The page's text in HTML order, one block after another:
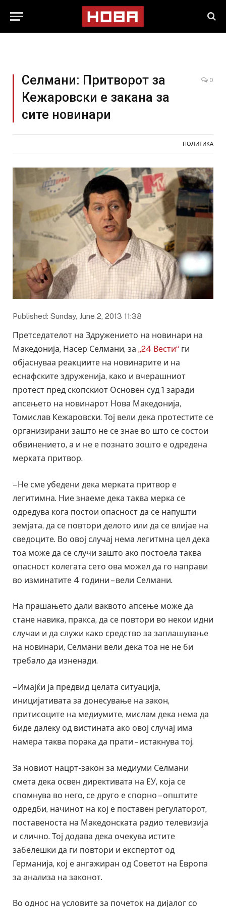
Селмани: Притворот за
Кежаровски е закана за
сите новинари
0
ПОЛИТИКА
Published: Sunday, June 2, 2013 11:38
Претседателот на Здружението на новинари на
Македонија, Насер Селмани, за „24 Вести“ ги
објаснуваа реакциите на новинарите и на
еснафските здруженија, како и вчерашниот
протест пред скопскиот Основен суд 1 заради
апсењето на новинарот Нова Македонија,
Томислав Кежаровски. Тој вели дека протестите се
организирани зашто не се знае во што се состои
обвинението, а и не е познато зошто е одредена
мерката притвор.
– Не сме убедени дека мерката притвор е
легитимна. Ние знаеме дека таква мерка се
одредува кога постои опасност да се напушти
земјата, да се повтори делото или да се влијае на
сведоците. Во овој случај нема легитмна цел дека
тоа може да се случи зашто ако постоела таква
опасност колегата сето ова можел да го направи
во изминатите 4 години – вели Селмани.
На прашањето дали ваквото апсење може да
стане навика, пракса, да се повтори во некои идни
случаи и да служи како средство за заплашување
на новинари, Селмани вели дека тоа не не би
требало да изненади.
– Имајќи ја предвид целата ситуација,
иницијативата за донесување на закон,
притисоците на медиумите, мислам дека нема да
биде далеку од вистината ако овој случај има
намера таква порака да прати – истакнува тој.
За новиот нацрт-закон за медиуми Селмани
смета дека освен директивата на ЕУ, која се
спомнува во него, се друго е спорно – општите
одредби, начинот на кој е поставен регулаторот,
поставеноста на Македонската радио телевизија
и слично. Тој додава дека очекува истите
забелешки да ги повтори и експертот од
Германија, кој е ангажиран од Советот на Европа
за анализа на законот.
Во однос на условите за почеток на дијалог со